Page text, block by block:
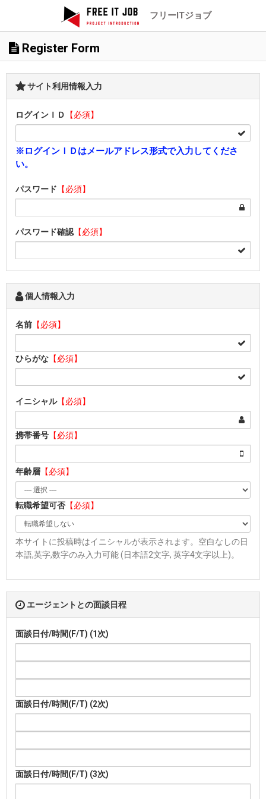
フリーITジョブ
Register Form
サイト利用情報入力
ログインＩＤ 【必須】
※ログインＩＤはメールアドレス形式で入力してくださ
い。
パスワード 【必須】
パスワード確認 【必須】
個人情報入力
名前 【必須】
ひらがな 【必須】
イニシャル【必須】
携帯番号 【必須】
年齢層 【必須】
転職希望可否【必須】
本サイトに投稿時はイニシャルが表示されます。空白なしの日
本語,英字,数字のみ入力可能 (日本語2文字, 英字4文字以上)。
エージェントとの面談日程
面談日付/時間(F/T) (1次)
面談日付/時間(F/T) (2次)
面談日付/時間(F/T) (3次)